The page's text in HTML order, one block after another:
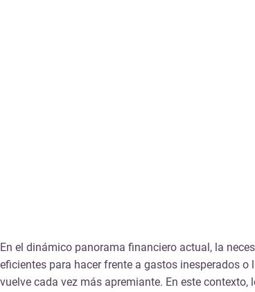
En el dinámico panorama financiero actual, la
eficientes para hacer frente a gastos inesperados o
vuelve cada vez más apremiante. En este